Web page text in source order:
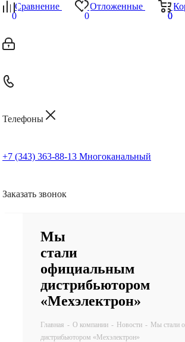
Сравнение
0
Отложенные
0
0
0
Телефоны
+7 (343) 363-88-13 Многоканальный
Заказать звонок
Мы
стали
официальным
дистрибьютором
«Мехэлектрон»
Главная - О компании - Новости - Мы стали
дистрибьютором «Мехэлектрон»